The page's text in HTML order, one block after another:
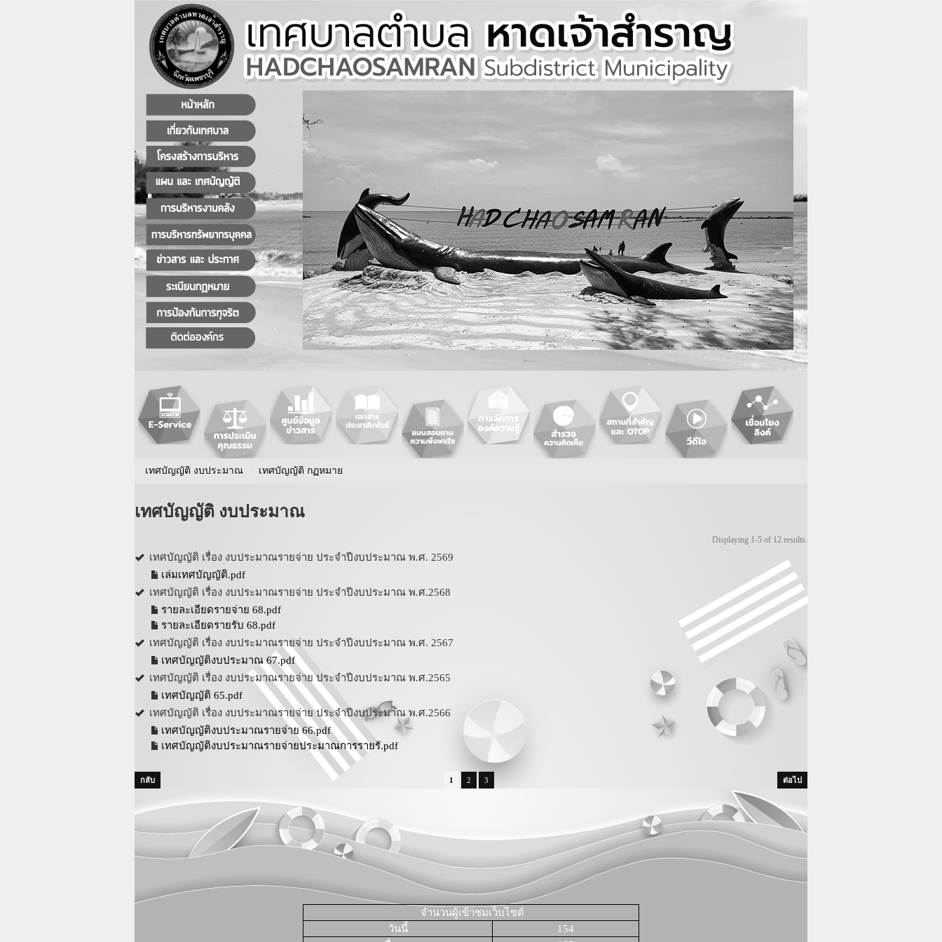
เทศบัญญัติ งบประมาณ / เทศบัญญัติ กฏหมาย
เทศบัญญัติ งบประมาณ
Displaying 1-5 of 12 results.
เทศบัญญัติ เรื่อง งบประมาณรายจ่าย ประจำปีงบประมาณ พ.ศ. 2569
เล่มเทศบัญญัติ.pdf
เทศบัญญัติ เรื่อง งบประมาณรายจ่าย ประจำปีงบประมาณ พ.ศ.2568
รายละเอียดรายจ่าย 68.pdf
รายละเอียดรายรับ 68.pdf
เทศบัญญัติ เรื่อง งบประมาณรายจ่าย ประจำปีงบประมาณ พ.ศ. 2567
เทศบัญญัติงบประมาณ 67.pdf
เทศบัญญัติ เรื่อง งบประมาณรายจ่าย ประจำปีงบประมาณ พ.ศ.2565
เทศบัญญัติ 65.pdf
เทศบัญญัติ เรื่อง งบประมาณรายจ่าย ประจำปีงบประมาณ พ.ศ.2566
เทศบัญญัติงบประมาณรายจ่าย 66.pdf
เทศบัญญัติงบประมาณรายจ่ายประมาณการรายรั.pdf
กลับ 1 2 3 ต่อไป
จำนวนผู้เข้าชมเว็บไซต์
วันนี้
154